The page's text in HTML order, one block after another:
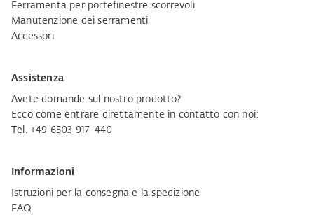
Ferramenta per portefinestre scorrevoli
Manutenzione dei serramenti
Accessori
Assistenza
Avete domande sul nostro prodotto?
Ecco come entrare direttamente in contatto con noi:
Tel. +49 6503 917-440
Informazioni
Istruzioni per la consegna e la spedizione
FAQ